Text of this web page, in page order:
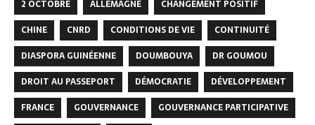
2 OCTOBRE ALLEMAGNE
CHANGEMENT POSITIF
CHINE
CNRD CONDITIONS DE VIE
CONTINUITÉ
DIASPORA GUINÉENNE
DOUMBOUYA
DR GOUMOU
DROIT AU PASSEPORT
DÉMOCRATIE
DÉVELOPPEMENT
FRANCE
GOUVERNANCE
GOUVERNANCE PARTICIPATIVE